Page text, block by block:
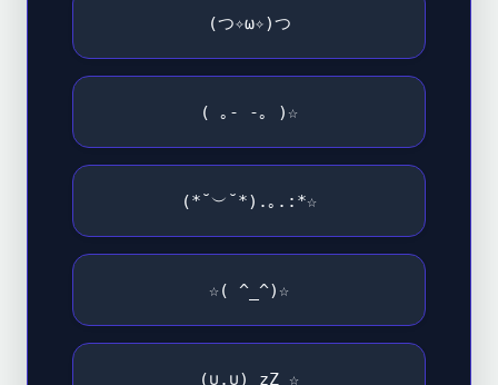
(つ✧ω✧)つ
( ｡- -｡ )☆
(*˘︶˘*).｡.:*☆
☆( ^_^)☆
(∪.∪) zZ ☆